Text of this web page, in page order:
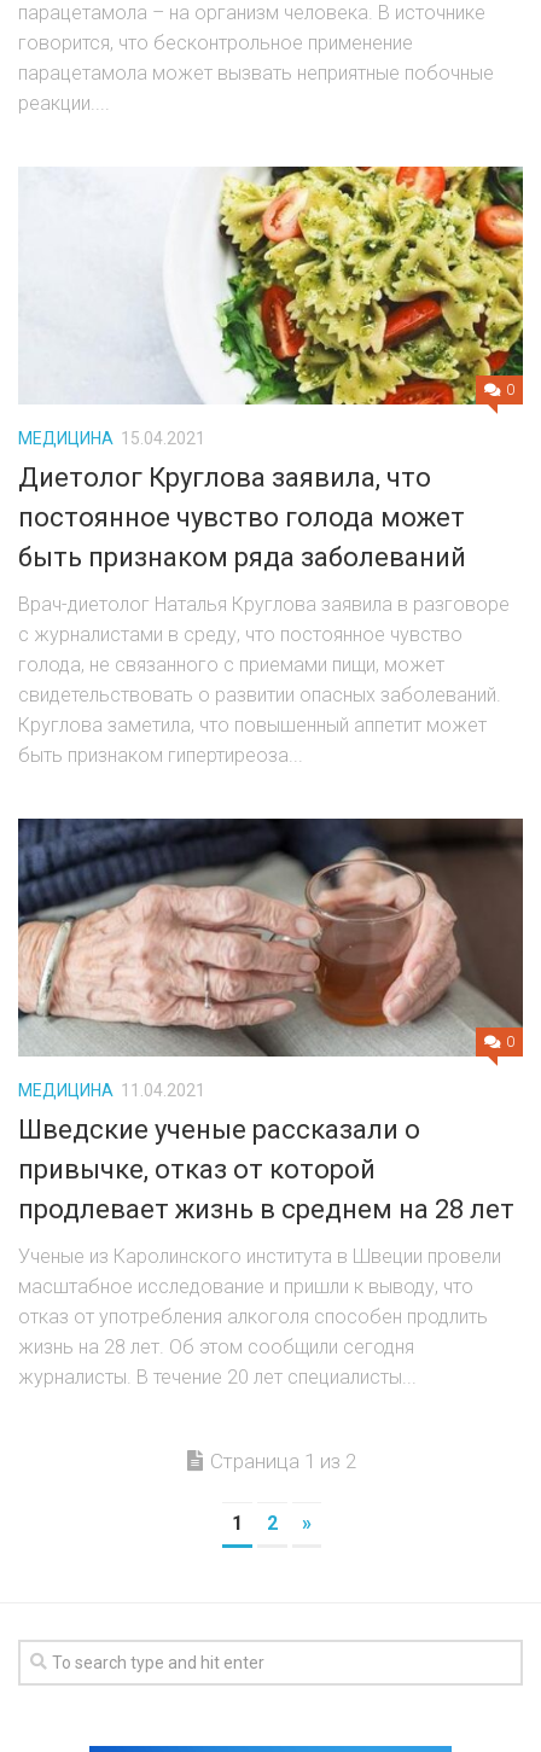
парацетамола – на организм человека. В источнике
говорится, что бесконтрольное применение
парацетамола может вызвать неприятные побочные
реакции....
0
МЕДИЦИНА 15.04.2021
Диетолог Круглова заявила, что
постоянное чувство голода может
быть признаком ряда заболеваний
Врач-диетолог Наталья Круглова заявила в разговоре
с журналистами в среду, что постоянное чувство
голода, не связанного с приемами пищи, может
свидетельствовать о развитии опасных заболеваний.
Круглова заметила, что повышенный аппетит может
быть признаком гипертиреоза...
0
МЕДИЦИНА 11.04.2021
Шведские ученые рассказали о
привычке, отказ от которой
продлевает жизнь в среднем на 28 лет
Ученые из Каролинского института в Швеции провели
масштабное исследование и пришли к выводу, что
отказ от употребления алкоголя способен продлить
жизнь на 28 лет. Об этом сообщили сегодня
журналисты. В течение 20 лет специалисты...
Страница 1 из 2
1 2 »